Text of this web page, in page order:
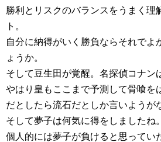
勝利とリスクのバランスをうまく理
ト。
自分に納得がいく勝負ならそれでよ
ょうか。
そして豆生田が覚醒。名探偵コナン
やはり皇もここまで予測して骨喰を
だとしたら流石だとしか言いようが
そして夢子は何気に得をしましたね。
個人的には夢子が負けると思ってい